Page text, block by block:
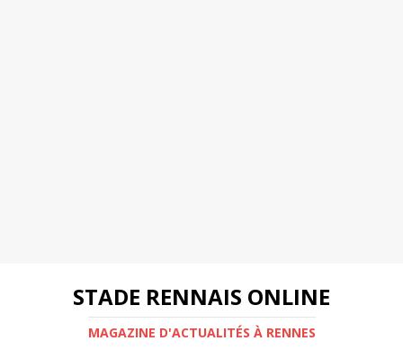
STADE RENNAIS ONLINE
MAGAZINE D'ACTUALITÉS À RENNES